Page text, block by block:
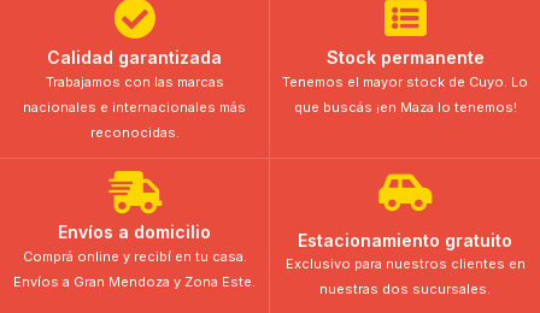
Calidad garantizada
Trabajamos con las marcas
nacionales e internacionales más
reconocidas.
Stock permanente
Tenemos el mayor stock de Cuyo. Lo
que buscás ¡en Maza lo tenemos!
Envíos a domicilio
Comprá online y recibí en tu casa.
Envíos a Gran Mendoza y Zona Este.
Estacionamiento gratuito
Exclusivo para nuestros clientes en
nuestras dos sucursales.